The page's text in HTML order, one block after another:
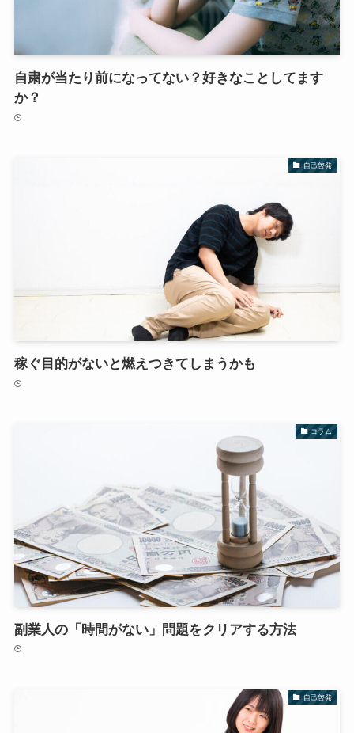
自粛が当たり前になってない？好きなことしてます
か？
自己啓発
稼ぐ目的がないと燃えつきてしまうかも
コラム
副業人の「時間がない」問題をクリアする方法
自己啓発